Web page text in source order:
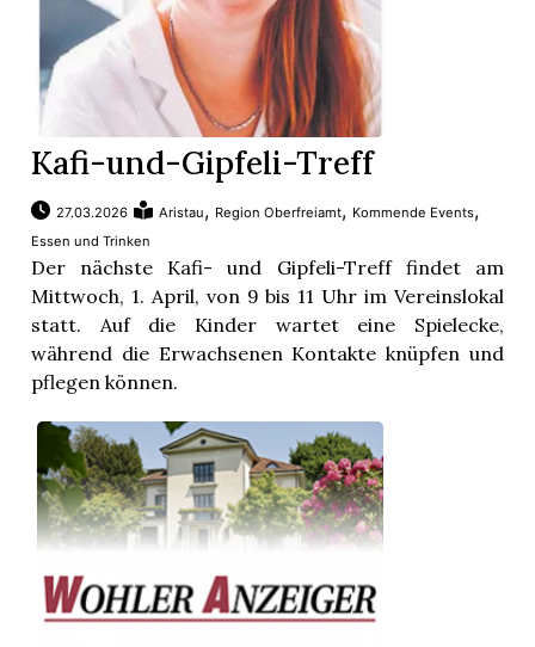
Kafi-und-Gipfeli-Treff
27.03.2026 Aristau, Region Oberfreiamt, Kommende Events,
Essen und Trinken
Der nächste Kafi- und Gipfeli-Treff findet am
Mittwoch, 1. April, von 9 bis 11 Uhr im Vereinslokal
statt. Auf die Kinder wartet eine Spielecke,
während die Erwachsenen Kontakte knüpfen und
pflegen können.